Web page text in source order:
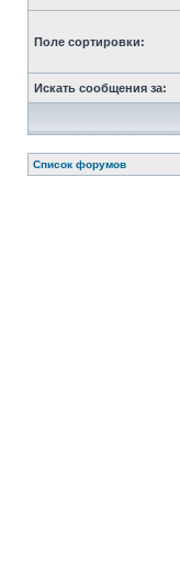
Поле сортировки:
Искать сообщения за:
Список форумов